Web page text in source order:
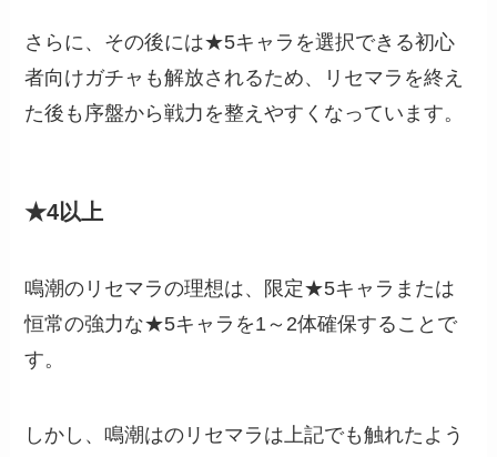
さらに、その後には★5キャラを選択できる初心
者向けガチャも解放されるため、リセマラを終え
た後も序盤から戦力を整えやすくなっています。
★4以上
鳴潮のリセマラの理想は、限定★5キャラまたは
恒常の強力な★5キャラを1～2体確保することで
す。
しかし、鳴潮はのリセマラは上記でも触れたよう